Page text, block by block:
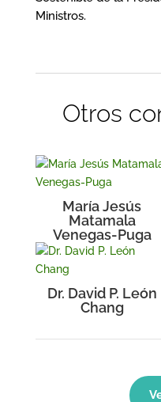
Ministros.
Otros
María Jesús
Matamala
Venegas-Puga
Dr. David P. León
Chang